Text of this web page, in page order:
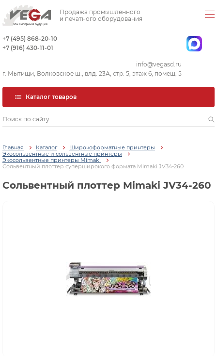
Продажа промышленного
и печатного оборудования
+7 (495) 868-20-10
+7 (916) 430-11-01
info@vegasd.ru
г. Мытищи, Волковское ш., влд. 23А, стр. 5, этаж 6, помещ. 5
Каталог товаров
Главная Каталог
Широкоформатные принтеры
Экосольвентные и сольвентные принтеры
Экосольвентные принтеры Mimaki
Сольвентный плоттер суперширокого формата Mimaki JV34-260
Сольвентный плоттер Mimaki JV34-260